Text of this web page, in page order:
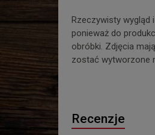
Rzeczywisty wygląd
ponieważ do
obróbki. Zdjęcia
zostać wytworzone
Recenzje